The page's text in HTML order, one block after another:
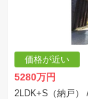
価格が近い
5280万円
2LDK+S（納戸）